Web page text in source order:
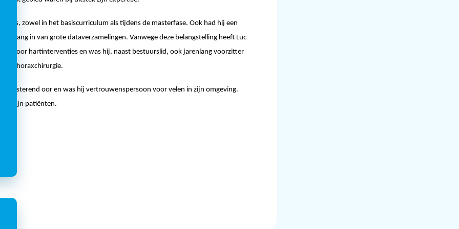
30-12-2021
zowel in het basiscurriculum als tijdens de masterfase. Ook had hij een
belang in van grote dataverzamelingen. Vanwege deze belangstelling heeft Luc
voor hartinterventies en was hij, naast bestuurslid, ook jarenlang voorzitter
Thoraxchirurgie.
luisterend oor en was hij vertrouwenspersoon voor velen in zijn omgeving.
zijn patiënten.